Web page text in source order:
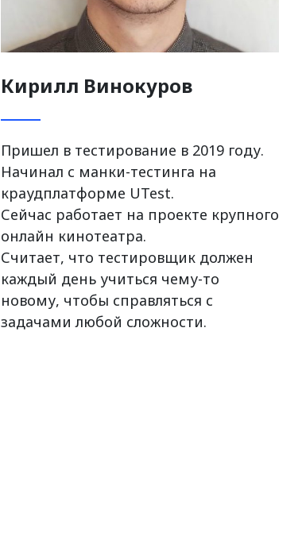
Кирилл Винокуров
Пришел в тестирование в 2019 году.
Начинал с манки-тестинга на
краудплатформе UTest.
Сейчас работает на проекте крупного
онлайн кинотеатра.
Считает, что тестировщик должен
каждый день учиться чему-то
новому, чтобы справляться с
задачами любой сложности.